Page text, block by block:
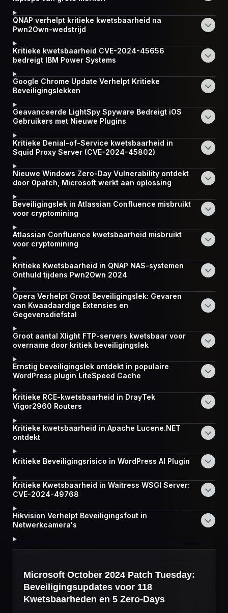
QNAP verhelpt kritieke kwetsbaarheid na
Pwn2Own-wedstrijd
Kritieke kwetsbaarheid CVE-2024-45656
bedreigt IBM Power Systems
Google Chrome Update Verhelpt Kritieke
Beveiligingslekken
Geavanceerde LightSpy Spyware Bedreigt iOS
Gebruikers met Nieuwe Plugins
Kritieke Denial-of-Service kwetsbaarheid in
Squid Proxy Server (CVE-2024-45802)
Nieuwe Windows Zero-Day Vulnerability ontdekt
door 0patch, Microsoft werkt aan oplossing
Beveiligingslek in Atlassian Confluence misbruikt
voor cryptomining
Atlassian Confluence kwetsbaarheid misbruikt
voor cryptomining
Kritieke Kwetsbaarheid in QNAP NAS-systemen
Onthuld tijdens Pwn2Own 2024
Opera Verhelpt Groot Beveiligingslek: Gevaren
van Kwaadaardige Extensies en
Gegevensdiefstal
Groot aantal Xlight FTP-servers kwetsbaar voor
overname door kritiek beveiligingslek
Ernstig beveiligingslek ontdekt in populaire
WordPress plugin LiteSpeed Cache
Kritieke RCE-kwetsbaarheid in DrayTek
Vigor2960 Routers
Kritieke kwetsbaarheid in Apache Lucene.NET
ontdekt
Kritieke Beveiligingsrisico in WordPress AI Plugin
Kritieke Kwetsbaarheid in Waitress WSGI Server:
CVE-2024-49768
Hikvision Verhelpt Beveiligingsfout in
Netwerkcamera's
Microsoft October 2024 Patch Tuesday:
Beveiligingsupdates voor 118
Kwetsbaarheden en 5 Zero-Days